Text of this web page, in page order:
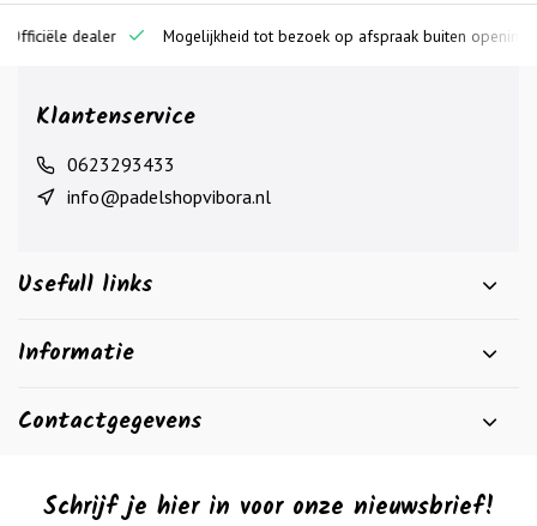
dealer Mogelijkheid tot bezoek op afspraak buiten openingstijden
Klantenservice
0623293433
info@padelshopvibora.nl
Usefull links
Informatie
Contactgegevens
Schrijf je hier in voor onze nieuwsbrief!